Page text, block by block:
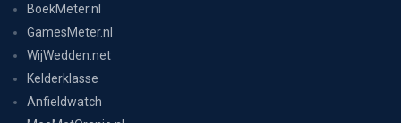
BoekMeter.nl
GamesMeter.nl
WijWedden.net
Kelderklasse
Anfieldwatch